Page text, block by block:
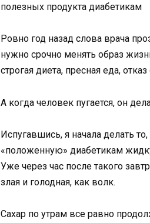
полезных продукта диабетикам
Ровно год назад слова врача
нужно срочно менять образ
строгая диета, пресная еда,
А когда человек пугается, он
Испугавшись, я начала делать
«положенную» диабетикам
Уже через час после такого
злая и голодная, как волк.
Сахар по утрам все равно